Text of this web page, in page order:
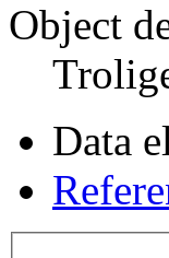
Object
Data